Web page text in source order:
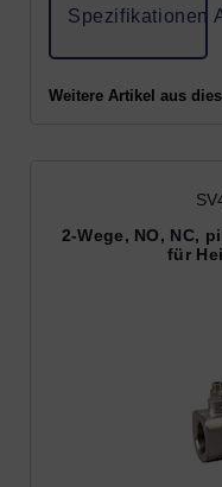
Spezifikationen
Weitere Artikel aus
2-Wege, NO, NC,
für